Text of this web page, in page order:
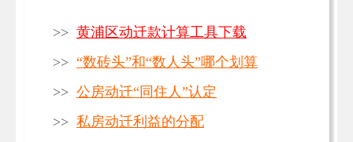
>> 黄浦区动迁款计算工具下载
>> “数砖头”和“数人头”哪个划算
>> 公房动迁“同住人”认定
>> 私房动迁利益的分配